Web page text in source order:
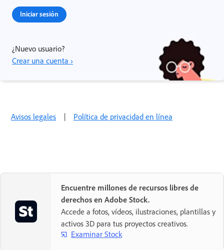
Iniciar sesión
¿Nuevo usuario?
Crear una cuenta ›
Avisos legales | Política de privacidad en línea
Encuentre millones de recursos libres de
derechos en Adobe Stock.
Accede a fotos, vídeos, ilustraciones, plantillas y
activos 3D para tus proyectos creativos.
Examinar Stock